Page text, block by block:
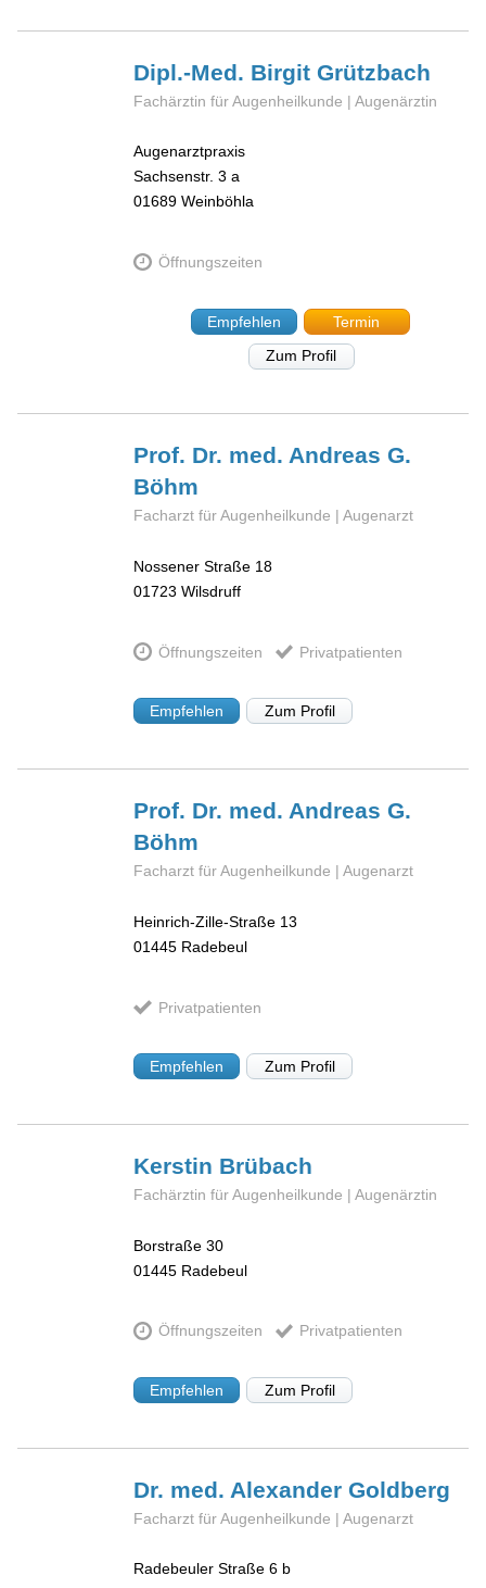
Dipl.-Med. BirgitGrützbach
Fachärztin für Augenheilkunde | Augenärztin
Augenarztpraxis
Sachsenstr. 3 a
01689 Weinböhla
Öffnungszeiten
Empfehlen
Termin
Zum Profil
Prof. Dr. med. Andreas G.
Böhm
Facharzt für Augenheilkunde | Augenarzt
Nossener Straße 18
01723 Wilsdruff
Öffnungszeiten Privatpatienten
Empfehlen Zum Profil
Prof. Dr. med. Andreas G.
Böhm
Facharzt für Augenheilkunde | Augenarzt
Heinrich-Zille-Straße 13
01445 Radebeul
Privatpatienten
Empfehlen Zum Profil
Kerstin Brübach
Fachärztin für Augenheilkunde | Augenärztin
Borstraße 30
01445 Radebeul
Öffnungszeiten Privatpatienten
Empfehlen Zum Profil
Dr. med. AlexanderGoldberg
Facharzt für Augenheilkunde | Augenarzt
Radebeuler Straße 6 b